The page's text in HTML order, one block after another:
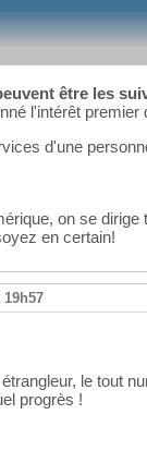
être les
l'intérêt premier
d'une
on se dirige
en certain!
19h57
le tout
progrès !